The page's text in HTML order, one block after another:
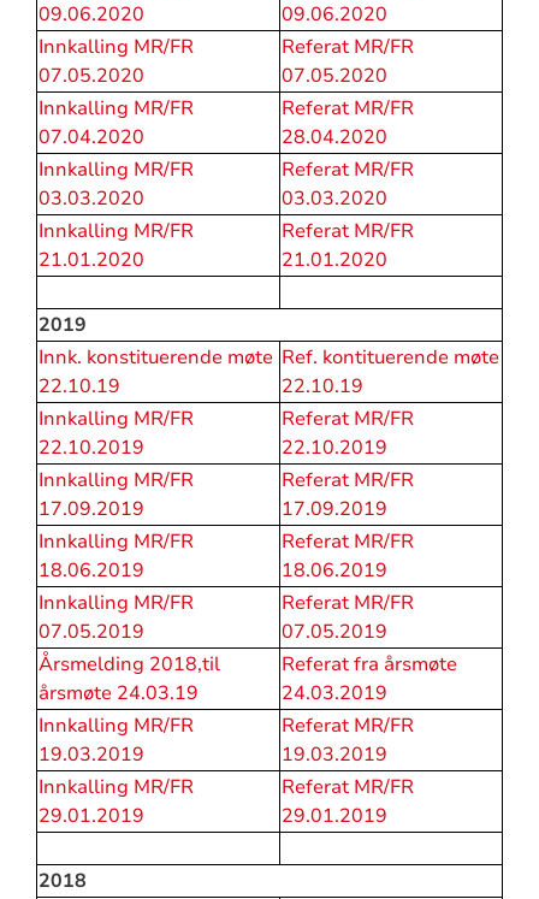
09.06.2020
09.06.2020
Innkalling MR/FR
07.05.2020
Referat MR/FR
07.05.2020
Innkalling MR/FR
07.04.2020
Referat MR/FR
28.04.2020
Innkalling MR/FR
03.03.2020
Referat MR/FR
03.03.2020
Innkalling MR/FR
21.01.2020
Referat MR/FR
21.01.2020
2019
Innk. konstituerende møte
22.10.19
Ref. kontituerende møte
22.10.19
Innkalling MR/FR
22.10.2019
Referat MR/FR
22.10.2019
Innkalling MR/FR
17.09.2019
Referat MR/FR
17.09.2019
Innkalling MR/FR
18.06.2019
Referat MR/FR
18.06.2019
Innkalling MR/FR
07.05.2019
Referat MR/FR
07.05.2019
Årsmelding 2018,til
årsmøte 24.03.19
Referat fra årsmøte
24.03.2019
Innkalling MR/FR
19.03.2019
Referat MR/FR
19.03.2019
Innkalling MR/FR
29.01.2019
Referat MR/FR
29.01.2019
2018